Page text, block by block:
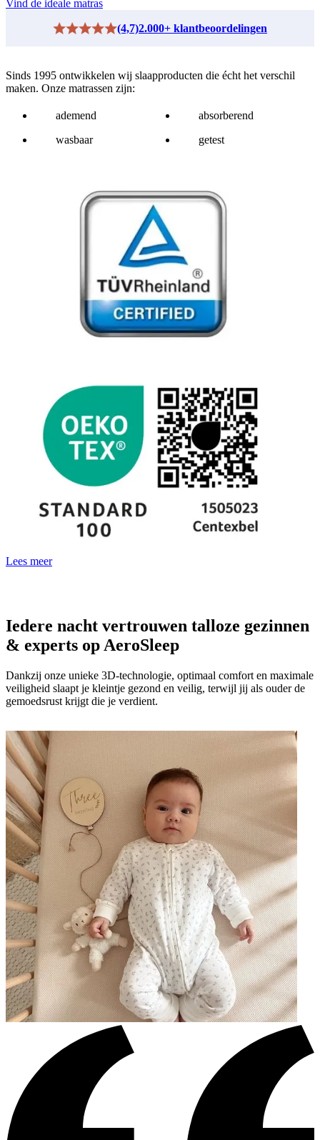
Vind de ideale matras
(4,7)2.000+ klantbeoordelingen
Sinds 1995 ontwikkelen wij slaapproducten die écht het verschil
maken. Onze matrassen zijn:
ademend
absorberend
wasbaar
getest
Lees meer
Iedere nacht vertrouwen talloze gezinnen
& experts op AeroSleep
Dankzij onze unieke 3D-technologie, optimaal comfort en maximale
veiligheid slaapt je kleintje gezond en veilig, terwijl jij als ouder de
gemoedsrust krijgt die je verdient.